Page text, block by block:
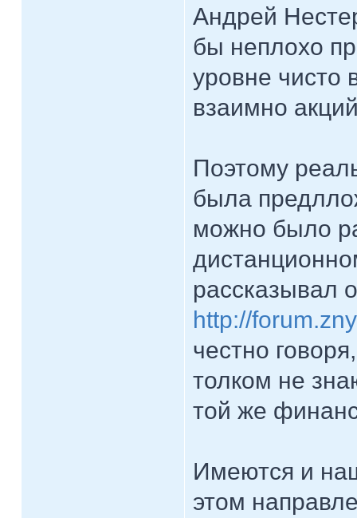
Андрей
бы неплохо
уровне чисто
взаимно
Поэтому
была
можно было
рассказывал
http://
честно
толком не
той же
Имеются и
этом